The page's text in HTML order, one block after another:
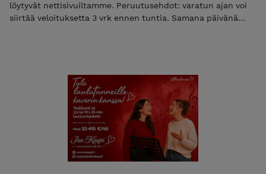
löytyvät nettisivuiltamme. Peruutusehdot: varatun ajan voi
siirtää veloituksetta 3 vrk ennen tuntia. Samana päivänä